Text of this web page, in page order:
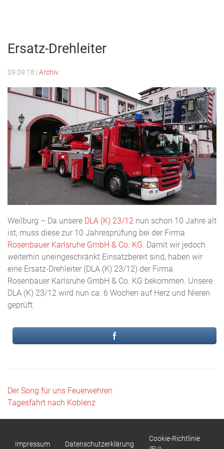
Ersatz-Drehleiter
09.09.18 | Archiv
Weilburg – Da unsere DLA (K) 23/12 nun schon 10 Jahre alt
ist, muss diese zur 10 Jahresprüfung bei der Firma
Rosenbauer Karlsruhe GmbH & Co. KG. Damit wir jedoch
weiterhin uneingeschränkt Einsatzbereit sind, haben wir
eine Ersatz-Drehleiter (DLA (K) 23/12) der Firma
Rosenbauer Karlsruhe GmbH & Co. KG bekommen. Unsere
DLA (K) 23/12 wird nun ca. 6 Wochen auf Herz und Nieren
geprüft.
Beitragsnavigation
Der Song für uns Feuerwehren
Tagesfahrt nach Koblenz
Impressum Datenschutzerklärung
Cookie-Richtlinie